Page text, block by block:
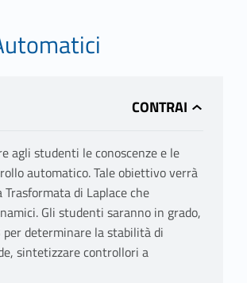
agli studenti le conoscenze e le
automatico. Tale obiettivo verrà
di Laplace che
Gli studenti saranno in grado,
determinare la stabilità di
sintetizzare controllori a